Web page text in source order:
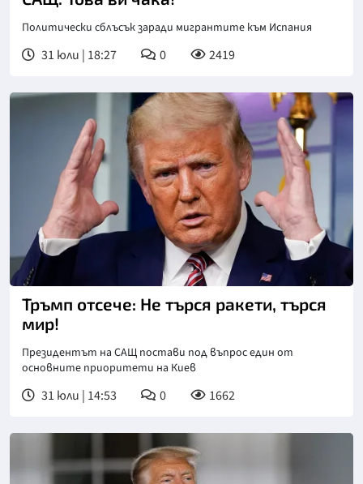
Политически сблъсък заради мигрантите към Испания
31 юли | 18:27 0 2419
Тръмп отсече: Не търся ракети, търся
мир!
Президентът на САЩ постави под въпрос един от
основните приоритети на Киев
31 юли | 14:53 0 1662